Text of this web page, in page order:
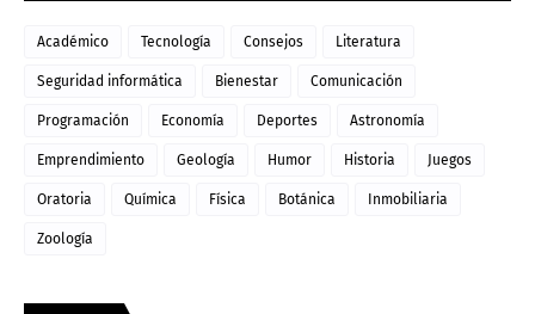
Académico Tecnología Consejos Literatura
Seguridad informática Bienestar Comunicación
Programación Economía Deportes Astronomía
Emprendimiento Geología Humor Historia Juegos
Oratoria Química Física Botánica Inmobiliaria
Zoología